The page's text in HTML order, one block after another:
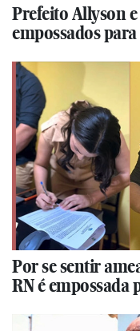
Prefeito Allyson
empossados
Por se sentir
RN é empossada